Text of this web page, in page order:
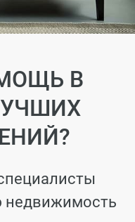
В
недвижимость